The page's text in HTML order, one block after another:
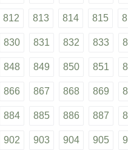
812 813 814 815
830 831 832 833
848 849 850 851
866 867 868 869
884 885 886 887
902 903 904 905